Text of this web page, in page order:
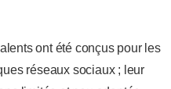
ont été conçus pour les
réseaux sociaux ; leur